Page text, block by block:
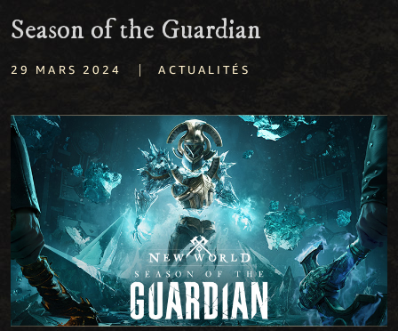
Season of the Guardian
29 MARS 2024 | ACTUALITÉS